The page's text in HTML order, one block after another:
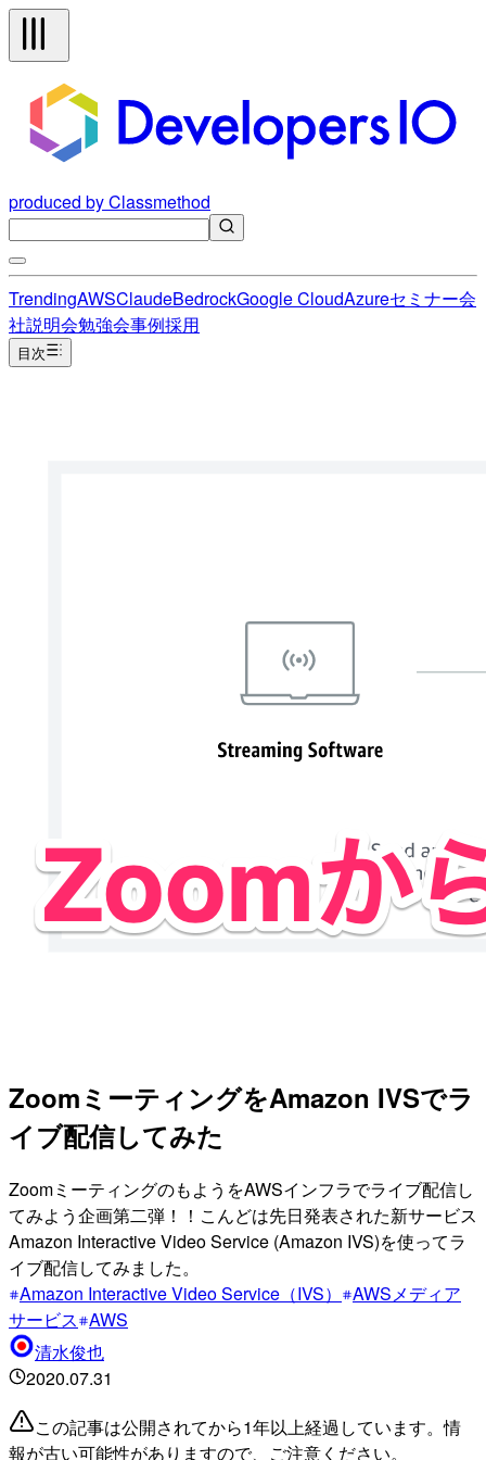
produced by Classmethod
TrendingAWSClaudeBedrockGoogle CloudAzureセミナー会
社説明会勉強会事例採用
目次
ZoomミーティングをAmazon IVSでラ
イブ配信してみた
ZoomミーティングのもようをAWSインフラでライブ配信し
てみよう企画第二弾！！こんどは先日発表された新サービス
Amazon Interactive Video Service (Amazon IVS)を使ってラ
イブ配信してみました。
Amazon Interactive Video Service（IVS）
AWSメディア
サービス AWS
清水俊也
2020.07.31
この記事は公開されてから1年以上経過しています。情
報が古い可能性がありますので、ご注意ください。